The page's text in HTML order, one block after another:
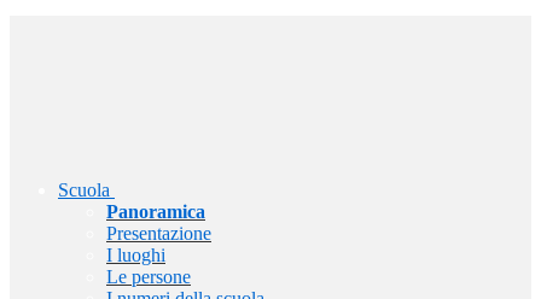
Scuola
Panoramica
Presentazione
I luoghi
Le persone